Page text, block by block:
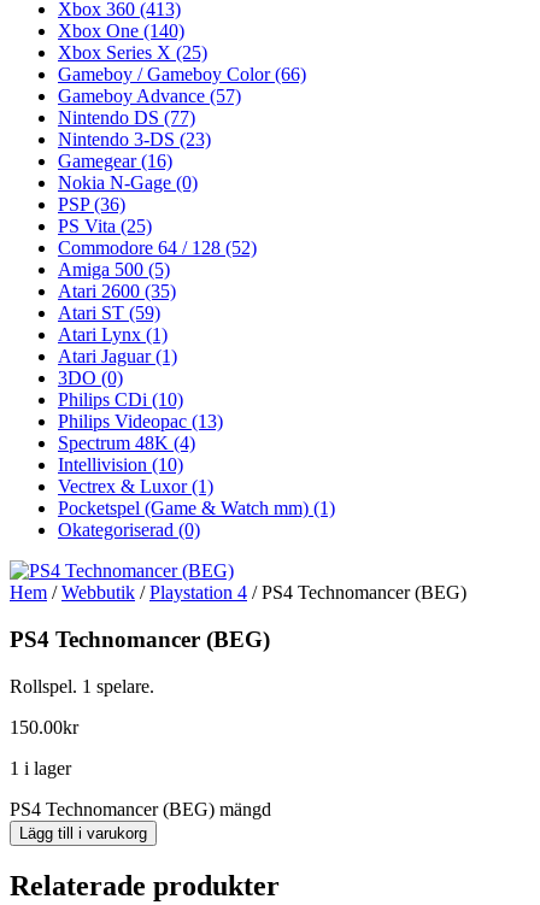
Xbox 360 (413)
Xbox One (140)
Xbox Series X (25)
Gameboy / Gameboy Color(66)
Gameboy Advance (57)
Nintendo DS (77)
Nintendo 3-DS (23)
Gamegear(16)
Nokia N-Gage (0)
PSP(36)
PS Vita (25)
Commodore 64 / 128 (52)
Amiga 500 (5)
Atari 2600 (35)
Atari ST (59)
Atari Lynx (1)
Atari Jaguar(1)
3DO (0)
Philips CDi (10)
Philips Videopac (13)
Spectrum 48K (4)
Intellivision (10)
Vectrex & Luxor(1)
Pocketspel (Game & Watch mm) (1)
Okategoriserad (0)
Hem /Webbutik /Playstation 4 / PS4 Technomancer (BEG)
PS4 Technomancer (BEG)
Rollspel. 1 spelare.
150.00kr
1 i lager
PS4 Technomancer (BEG) mängd
Lägg till i varukorg
Relaterade produkter